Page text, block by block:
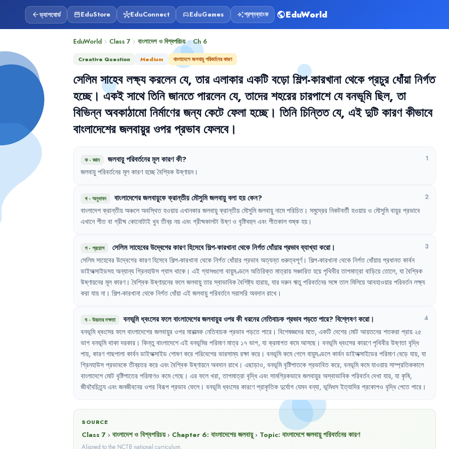
arrow_backড্যাশবোর্ড storefrontEduStore hubEduConnect sports_esportsEduGames auto_awesomeপ্রশ্নব্যাংক publicEduWorld
EduWorld chevron_right Class 7 chevron_right বাংলাদেশ ও বিশ্বপরিচয়chevron_rightCh 6
Creative Question Medium বাংলাদেশে জলবায়ু পরিবর্তনের কারণ
সেলিম সাহেব লক্ষ্য করলেন যে, তার এলাকার একটি বড়ো শিল্প-কারখানা থেকে প্রচুর ধোঁয়া নির্গত
হচ্ছে। একই সাথে তিনি জানতে পারলেন যে, তাদের শহরের চারপাশে যে বনভূমি ছিল, তা
বিভিন্ন অবকাঠামো নির্মাণের জন্য কেটে ফেলা হচ্ছে। তিনি চিন্তিত যে, এই দুটি কারণ কীভাবে
বাংলাদেশের জলবায়ুর ওপর প্রভাব ফেলবে।
ক·জ্ঞান জলবায়ুপরিবর্তনেরমূলকারণকী? 1
জলবায়ু পরিবর্তনের মূল কারণ হচ্ছে বৈশ্বিক উষ্ণায়ন।
খ· অনুধাবন বাংলাদেশেরজলবায়ুকেক্রান্তীয়মৌসুমিজলবায়ুবলাহয়কেন? 2
বাংলাদেশ ক্রান্তীয় অঞ্চলে অবস্থিত হওয়ায় এখানকার জলবায়ু ক্রান্তীয় মৌসুমি জলবায়ু নামে পরিচিত। সমুদ্রের নিকটবর্তী হওয়ায় ও মৌসুমি বায়ুর প্রভাবে
এখানে শীত বা গ্রীষ্ম কোনোটাই খুব তীব্র নয় এবং গ্রীষ্মকালটা উষ্ণ ও বৃষ্টিবহুল এবং শীতকাল শুষ্ক হয় ।
গ· প্রয়োগ সেলিমসাহেবেরউদ্বেগেরকারণহিসেবেশিল্প-কারখানাথেকেনির্গতধোঁয়ারপ্রভাবব্যাখ্যাকরো। 3
সেলিম সাহেবের উদ্বেগের কারণ হিসেবে শিল্প-কারখানা থেকে নির্গত ধোঁয়ার প্রভাব অত্যন্ত গুরুত্বপূর্ণ। শিল্প-কারখানা থেকে নির্গত ধোঁয়ায় প্রধানত কার্বন
ডাইঅক্সাইডসহ অন্যান্য গ্রিনহাউস গ্যাস থাকে । এই গ্যাসগুলো বায়ুমণ্ডলে অতিরিক্ত মাত্রায় সঞ্চারিত হয়ে পৃথিবীর তাপমাত্রা বাড়িয়ে তোলে, যা বৈশ্বিক
উষ্ণায়নের মূল কারণ। বৈশ্বিক উষ্ণায়নের ফলে জলবায়ু তার স্বাভাবিক বৈশিষ্ট্য হারায়, যার দরুন ঋতু পরিবর্তনের সঙ্গে তাল মিলিয়ে আবহাওয়ার পরিবর্তন লক্ষ্য
করা যায় না । শিল্প-কারখানা থেকে নির্গত ধোঁয়া এই জলবায়ু পরিবর্তনে সরাসরি অবদান রাখে ।
ঘ· উচ্চতর দক্ষতা বনভূমিধ্বংসেরফলেবাংলাদেশেরজলবায়ুরওপরকীধরনেরনেতিবাচকপ্রভাবপড়তেপারে?বিশ্লেষণকরো। 4
বনভূমি ধ্বংসের ফলে বাংলাদেশের জলবায়ুর ওপর মারাত্মক নেতিবাচক প্রভাব পড়তে পারে । বিশেষজ্ঞদের মতে, একটি দেশের মোট আয়তনের শতকরা প্রায় ২৫
ভাগ বনভূমি থাকা দরকার । কিন্তু বাংলাদেশে এই বনভূমির পরিমাণ মাত্র ১৭ ভাগ, যা ক্রমাগত কমে আসছে । বনভূমি ধ্বংসের কারণে পৃথিবীর উষ্ণতা বৃদ্ধি
পায়, কারণ গাছপালা কার্বন ডাইঅক্সাইড শোষণ করে পরিবেশের ভারসাম্য রক্ষা করে । বনভূমি কমে গেলে বায়ুমণ্ডলে কার্বন ডাইঅক্সাইডের পরিমাণ বেড়ে যায়, যা
গ্রিনহাউস প্রভাবকে তীব্রতর করে এবং বৈশ্বিক উষ্ণায়নে অবদান রাখে । এছাড়াও, বনভূমি বৃষ্টিপাতকে প্রভাবিত করে; বনভূমি কমে যাওয়ায় সাম্প্রতিককালে
বাংলাদেশে মোট বৃষ্টিপাতের পরিমাণও কমে গেছে । এর ফলে খরা, তাপমাত্রা বৃদ্ধি এবং সামগ্রিকভাবে জলবায়ুর অস্বাভাবিক পরিবর্তন দেখা যায়, যা কৃষি,
জীববৈচিত্র্য এবং জনজীবনের ওপর বিরূপ প্রভাব ফেলে । বনভূমি ধ্বংসের কারণে প্রাকৃতিক দুর্যোগ যেমন বন্যা, ভূমিধস ইত্যাদির প্রকোপও বৃদ্ধি পেতে পারে ।
SOURCE
Class 7 › বাংলাদেশ ও বিশ্বপরিচয় › Chapter 6: বাংলাদেশের জলবায়ু › Topic: বাংলাদেশে জলবায়ু পরিবর্তনের কারণ
Aligned to the NCTB national curriculum.